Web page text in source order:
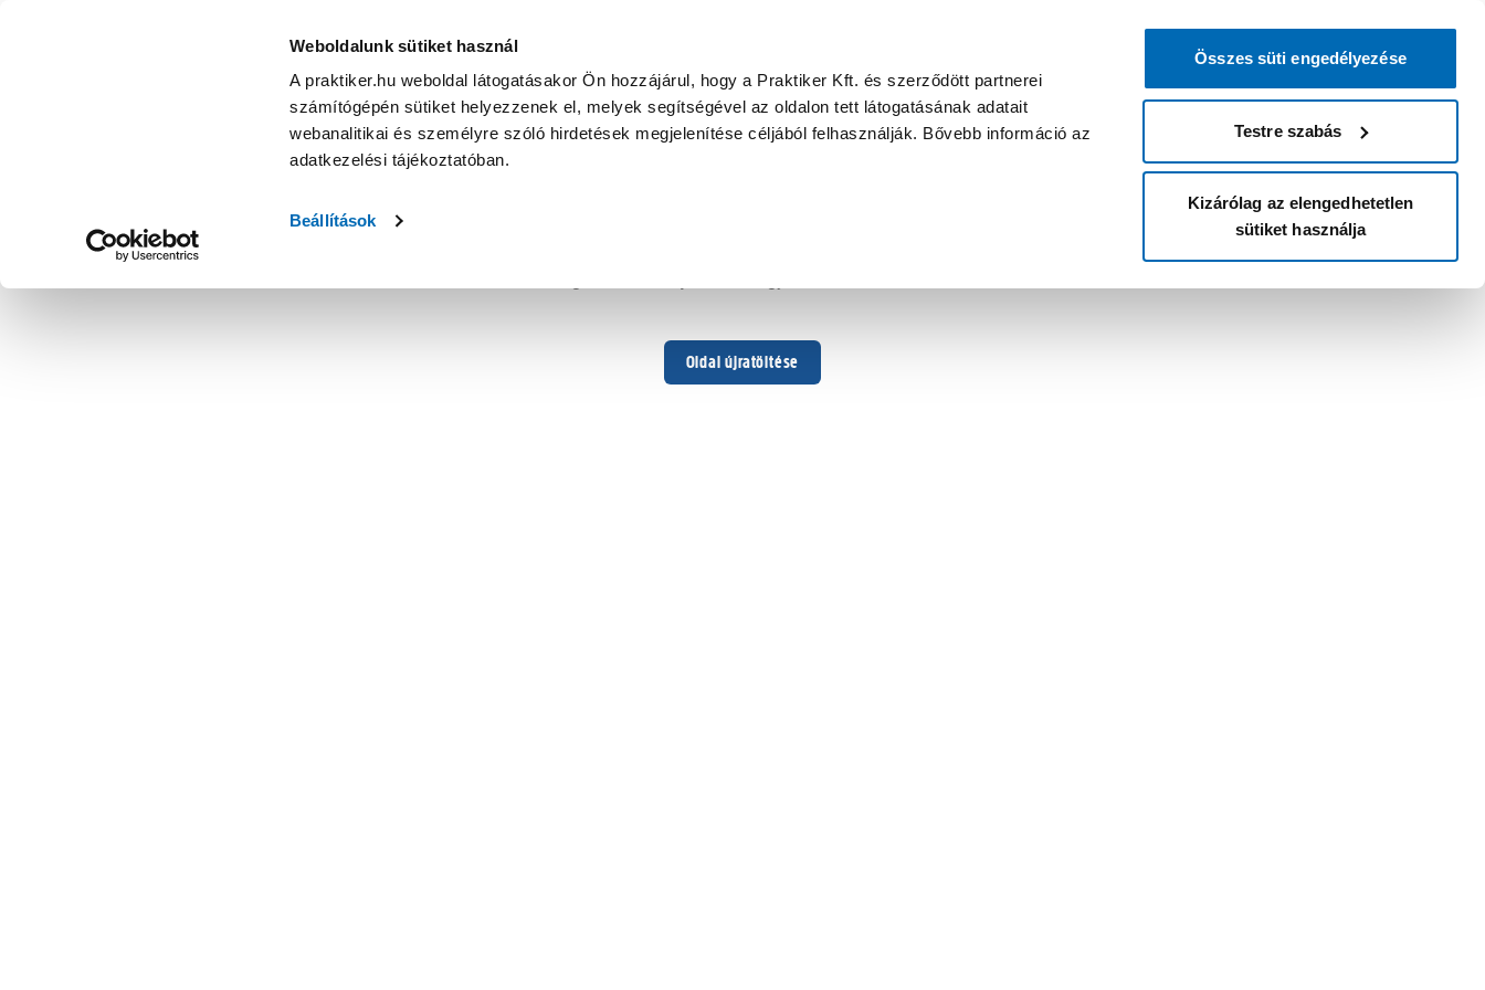
Weboldalunk sütiket használ
A praktiker.hu weboldal látogatásakor Ön hozzájárul, hogy a Praktiker Kft. és szerződött partnerei
számítógépén sütiket helyezzenek el, melyek segítségével az oldalon tett látogatásának adatait
webanalitikai és személyre szóló hirdetések megjelenítése céljából felhasználják. Bővebb információ az
adatkezelési tájékoztatóban.
Beállítások
Összes süti engedélyezése
Testre szabás
Kizárólag az elengedhetetlen
sütiket használja
Oldal újratöltése